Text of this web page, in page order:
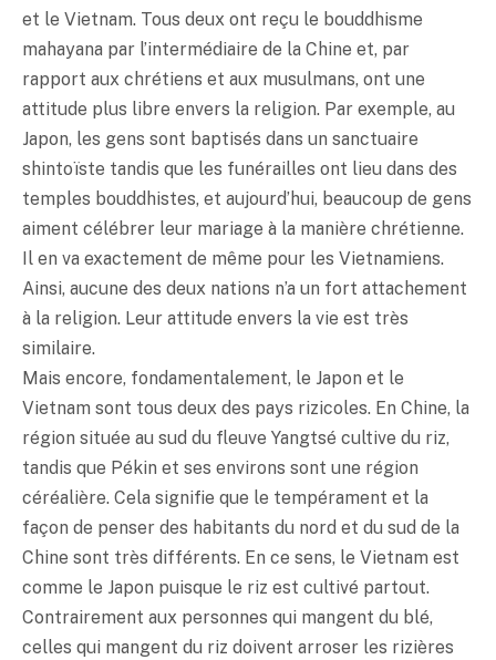
et le Vietnam. Tous deux ont reçu le bouddhisme
mahayana par l’intermédiaire de la Chine et, par
rapport aux chrétiens et aux musulmans, ont une
attitude plus libre envers la religion. Par exemple, au
Japon, les gens sont baptisés dans un sanctuaire
shintoïste tandis que les funérailles ont lieu dans des
temples bouddhistes, et aujourd’hui, beaucoup de gens
aiment célébrer leur mariage à la manière chrétienne.
Il en va exactement de même pour les Vietnamiens.
Ainsi, aucune des deux nations n’a un fort attachement
à la religion. Leur attitude envers la vie est très
similaire.
Mais encore, fondamentalement, le Japon et le
Vietnam sont tous deux des pays rizicoles. En Chine, la
région située au sud du fleuve Yangtsé cultive du riz,
tandis que Pékin et ses environs sont une région
céréalière. Cela signifie que le tempérament et la
façon de penser des habitants du nord et du sud de la
Chine sont très différents. En ce sens, le Vietnam est
comme le Japon puisque le riz est cultivé partout.
Contrairement aux personnes qui mangent du blé,
celles qui mangent du riz doivent arroser les rizières